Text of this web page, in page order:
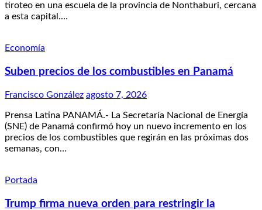
tiroteo en una escuela de la provincia de Nonthaburi, cercana
a esta capital.…
Economía
Suben precios de los combustibles en Panamá
Francisco González agosto 7, 2026
Prensa Latina PANAMÁ.- La Secretaría Nacional de Energía
(SNE) de Panamá confirmó hoy un nuevo incremento en los
precios de los combustibles que regirán en las próximas dos
semanas, con…
Portada
Trump firma nueva orden para restringir la